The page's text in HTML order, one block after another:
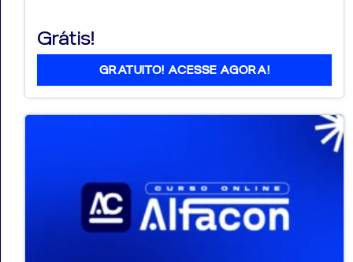
Grátis!
GRATUITO! ACESSE AGORA!